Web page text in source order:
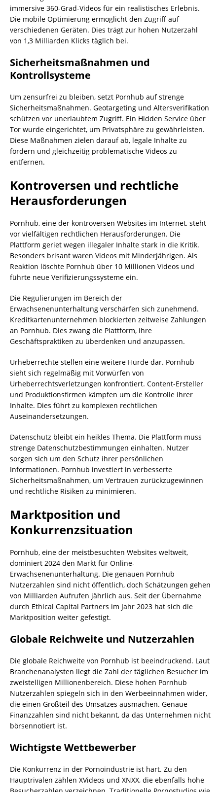
immersive 360-Grad-Videos für ein realistisches Erlebnis.
Die mobile Optimierung ermöglicht den Zugriff auf
verschiedenen Geräten. Dies trägt zur hohen Nutzerzahl
von 1,3 Milliarden Klicks täglich bei.
Sicherheitsmaßnahmen und
Kontrollsysteme
Um zensurfrei zu bleiben, setzt Pornhub auf strenge
Sicherheitsmaßnahmen. Geotargeting und Altersverifikation
schützen vor unerlaubtem Zugriff. Ein Hidden Service über
Tor wurde eingerichtet, um Privatsphäre zu gewährleisten.
Diese Maßnahmen zielen darauf ab, legale Inhalte zu
fördern und gleichzeitig problematische Videos zu
entfernen.
Kontroversen und rechtliche
Herausforderungen
Pornhub, eine der kontroversen Websites im Internet, steht
vor vielfältigen rechtlichen Herausforderungen. Die
Plattform geriet wegen illegaler Inhalte stark in die Kritik.
Besonders brisant waren Videos mit Minderjährigen. Als
Reaktion löschte Pornhub über 10 Millionen Videos und
führte neue Verifizierungssysteme ein.
Die Regulierungen im Bereich der
Erwachsenenunterhaltung verschärfen sich zunehmend.
Kreditkartenunternehmen blockierten zeitweise Zahlungen
an Pornhub. Dies zwang die Plattform, ihre
Geschäftspraktiken zu überdenken und anzupassen.
Urheberrechte stellen eine weitere Hürde dar. Pornhub
sieht sich regelmäßig mit Vorwürfen von
Urheberrechtsverletzungen konfrontiert. Content-Ersteller
und Produktionsfirmen kämpfen um die Kontrolle ihrer
Inhalte. Dies führt zu komplexen rechtlichen
Auseinandersetzungen.
Datenschutz bleibt ein heikles Thema. Die Plattform muss
strenge Datenschutzbestimmungen einhalten. Nutzer
sorgen sich um den Schutz ihrer persönlichen
Informationen. Pornhub investiert in verbesserte
Sicherheitsmaßnahmen, um Vertrauen zurückzugewinnen
und rechtliche Risiken zu minimieren.
Marktposition und
Konkurrenzsituation
Pornhub, eine der meistbesuchten Websites weltweit,
dominiert 2024 den Markt für Online-
Erwachsenenunterhaltung. Die genauen Pornhub
Nutzerzahlen sind nicht öffentlich, doch Schätzungen gehen
von Milliarden Aufrufen jährlich aus. Seit der Übernahme
durch Ethical Capital Partners im Jahr 2023 hat sich die
Marktposition weiter gefestigt.
Globale Reichweite und Nutzerzahlen
Die globale Reichweite von Pornhub ist beeindruckend. Laut
Branchenanalysten liegt die Zahl der täglichen Besucher im
zweistelligen Millionenbereich. Diese hohen Pornhub
Nutzerzahlen spiegeln sich in den Werbeeinnahmen wider,
die einen Großteil des Umsatzes ausmachen. Genaue
Finanzzahlen sind nicht bekannt, da das Unternehmen nicht
börsennotiert ist.
Wichtigste Wettbewerber
Die Konkurrenz in der Pornoindustrie ist hart. Zu den
Hauptrivalen zählen XVideos und XNXX, die ebenfalls hohe